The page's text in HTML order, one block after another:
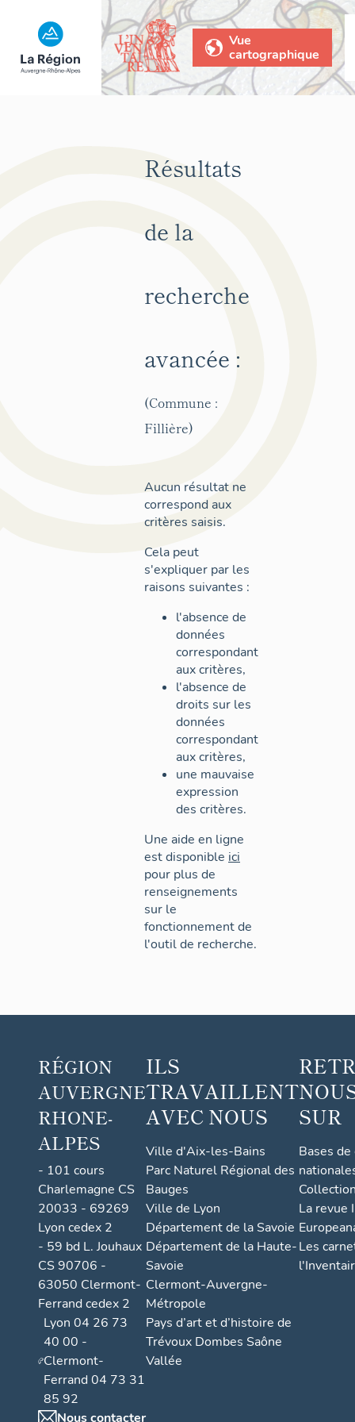
Vue
cartographique
Résultats
de la
recherche
avancée :
(Commune :
Fillière)
Aucun résultat ne
correspond aux
critères saisis.
Cela peut
s'expliquer par les
raisons suivantes :
l'absence de
données
correspondant
aux critères,
l'absence de
droits sur les
données
correspondant
aux critères,
une mauvaise
expression
des critères.
Une aide en ligne
est disponible ici
pour plus de
renseignements
sur le
fonctionnement de
l'outil de recherche.
RÉGION
AUVERGNE
RHONE-
ALPES
- 101 cours
Charlemagne CS
20033 - 69269
Lyon cedex 2
- 59 bd L. Jouhaux
CS 90706 -
63050 Clermont-
Ferrand cedex 2
Lyon 04 26 73
40 00 -
Clermont-
Ferrand 04 73 31
85 92
Nous contacter
ILS
TRAVAILLENT
AVEC NOUS
Ville d'Aix-les-Bains
Parc Naturel Régional des
Bauges
Ville de Lyon
Département de la Savoie
Département de la Haute-
Savoie
Clermont-Auvergne-
Métropole
Pays d’art et d’histoire de
Trévoux Dombes Saône
Vallée
SUR
Bases
La revue
Les